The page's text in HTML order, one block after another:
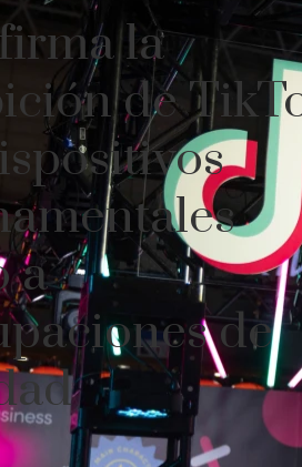
la
de
a
de